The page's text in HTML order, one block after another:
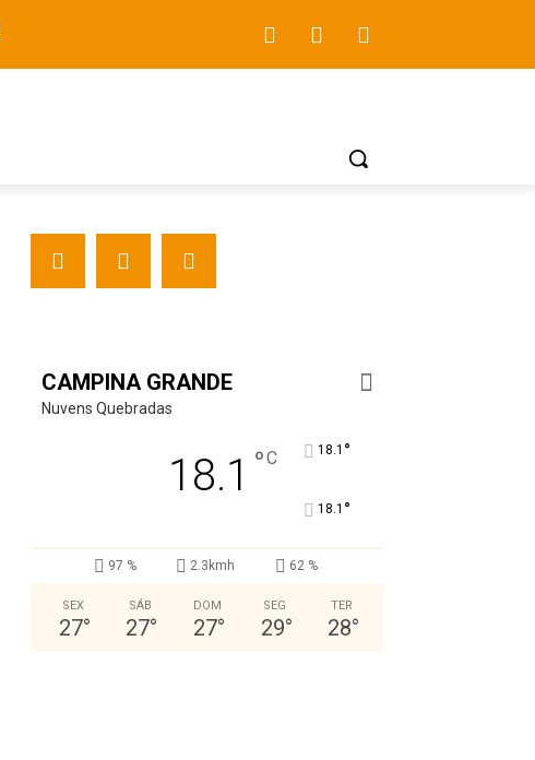
CAMPINA GRANDE
Nuvens Quebradas
18.1 °C 18.1 °
18.1 °
97 % 2.3kmh 62 %
SEX
27°
SÁB
27°
DOM
27°
SEG
29°
TER
28°